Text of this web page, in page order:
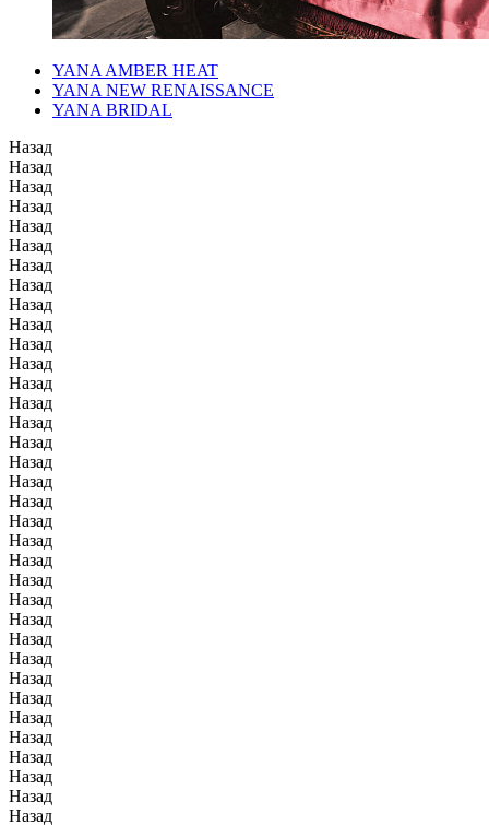
YANA AMBER HEAT
YANA NEW RENAISSANCE
YANA BRIDAL
Назад
Назад
Назад
Назад
Назад
Назад
Назад
Назад
Назад
Назад
Назад
Назад
Назад
Назад
Назад
Назад
Назад
Назад
Назад
Назад
Назад
Назад
Назад
Назад
Назад
Назад
Назад
Назад
Назад
Назад
Назад
Назад
Назад
Назад
Назад